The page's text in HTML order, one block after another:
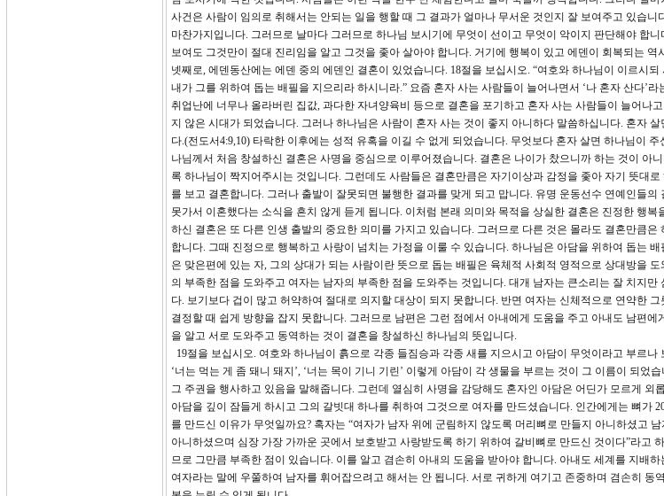
사건은 사람이 임의로 취해서는 안되는 일을 행할 때 그 결과가 얼마나 무서운 것인지 잘 보여주고 있습니
마찬가지입니다. 그러므로 날마다 그러므로 하나님 보시기에 무엇이 선이고 무엇이 악이지 판단해야 합
보여도 그것만이 절대 진리임을 알고 그것을 좇아 살아야 합니다. 거기에 행복이 있고 에덴이 회복되는 역
넷째로, 에덴동산에는 에덴 중의 에덴인 결혼이 있었습니다. 18절을 보십시오. “여호와 하나님이 이르시되
내가 그를 위하여 돕는 배필을 지으리라 하시니라.” 요즘 혼자 사는 사람들이 늘어나면서 ‘나 혼자 산다’
취업난에 너무나 올라버린 집값, 과다한 자녀양육비 등으로 결혼을 포기하고 혼자 사는 사람들이 늘어나
지 않은 시대가 되었습니다. 그러나 하나님은 사람이 혼자 사는 것이 좋지 아니하다 말씀하십니다. 혼자
다.(전도서4:9,10) 타락한 이후에는 성적 유혹을 이길 수 없게 되었습니다. 무엇보다 혼자 살면 하나님이
나님께서 처음 창설하신 결혼은 사명을 중심으로 이루어졌습니다. 결혼은 나이가 찼으니까 하는 것이 아
록 하나님이 짝지어주시는 것입니다. 그런데도 사람들은 결혼만큼은 자기이상과 감정을 좇아 자기 뜻대
를 보고 결혼합니다. 그러나 출발이 잘못되면 불행한 결과를 맞게 되고 맙니다. 유명 운동선수 연예인들
못가서 이혼했다는 소식을 흔치 않게 듣게 됩니다. 이처럼 본래 의미와 목적을 상실한 결혼은 진정한 행복
하신 결혼은 또 다른 인생 출발의 중요한 의미를 가지고 있습니다. 그러므로 다른 것은 몰라도 결혼만큼은
합니다. 그때 진정으로 행복하고 사랑이 넘치는 가정을 이룰 수 있습니다. 하나님은 아담을 위하여 돕는
은 맞은편에 있는 자, 그의 상대가 되는 사람이란 뜻으로 돕는 배필은 육체적 사회적 영적으로 상대방을
의 부족한 점을 도와주고 여자는 남자의 부족한 점을 도와주는 것입니다. 대개 남자는 큰소리는 잘 치지만
다. 보기보다 겁이 많고 허약하여 절대로 의지할 대상이 되지 못합니다. 반면 여자는 신체적으로 연약한
결정할 때 쉽게 방향을 잡지 못합니다. 그러므로 남편은 그런 점에서 아내에게 도움을 주고 아내도 남편
을 알고 서로 도와주고 동역하는 것이 결혼을 창설하신 하나님의 뜻입니다.
19절을 보십시오. 여호와 하나님이 흙으로 각종 들짐승과 각종 새를 지으시고 아담이 무엇이라고 부르나
‘너는 먹는 게 좀 돼니 돼지’, ‘너는 목이 기니 기린’ 이렇게 아담이 각 생물을 부르는 것이 그 이름이 되었
그 주권을 행사하고 있음을 말해줍니다. 그런데 열심히 사명을 감당해도 혼자인 아담은 어딘가 모르게 외
아담을 깊이 잠들게 하시고 그의 갈빗대 하나를 취하여 그것으로 여자를 만드셨습니다. 인간에게는 뼈가
를 만드신 이유가 무엇일까요? 혹자는 “여자가 남자 위에 군림하지 않도록 머리뼈로 만들지 아니하셨고
아니하셨으며 심장 가장 가까운 곳에서 보호받고 사랑받도록 하기 위하여 갈비뼈로 만드신 것이다”라고
므로 그만큼 부족한 점이 있습니다. 이를 알고 겸손히 아내의 도움을 받아야 합니다. 아내도 세계를 지배
여자라는 말에 우쭐하여 남자를 휘어잡으려고 해서는 안 됩니다. 서로 귀하게 여기고 존중하며 겸손히 동